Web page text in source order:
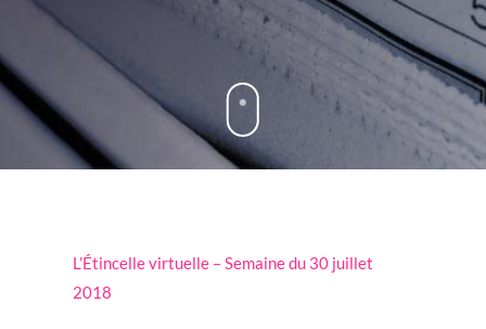
L’Étincelle virtuelle – Semaine du 30 juillet
2018